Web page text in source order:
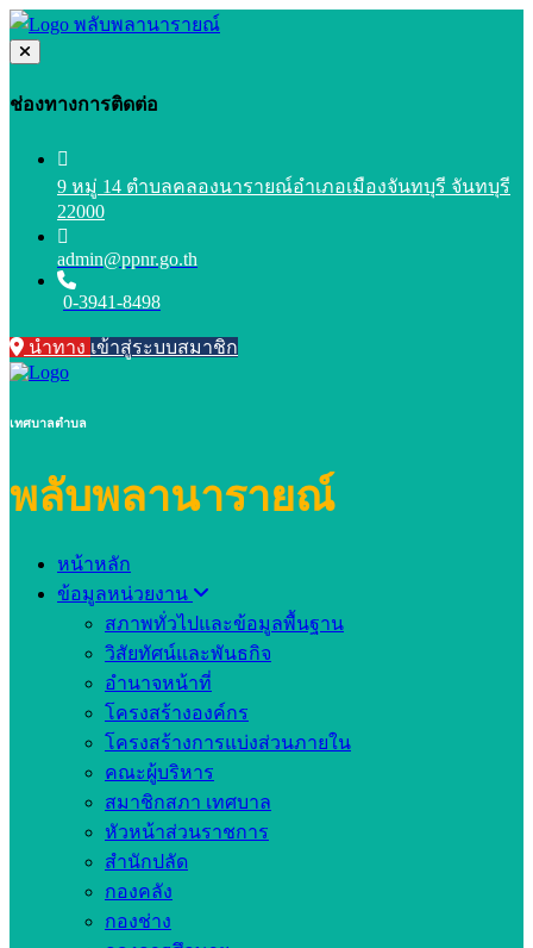
ช่องทางการติดต่อ
9 หมู่ 14 ตำบลคลองนารายณ์อำเภอเมืองจันทบุรี จันทบุรี
22000
admin@ppnr.go.th
0-3941-8498
นำทาง เข้าสู่ระบบสมาชิก
เทศบาลตำบล
พลับพลานารายณ์
หน้าหลัก
ข้อมูลหน่วยงาน
สภาพทั่วไปและข้อมูลพื้นฐาน
วิสัยทัศน์และพันธกิจ
อำนาจหน้าที่
โครงสร้างองค์กร
โครงสร้างการแบ่งส่วนภายใน
คณะผู้บริหาร
สมาชิกสภา เทศบาล
หัวหน้าส่วนราชการ
สำนักปลัด
กองคลัง
กองช่าง